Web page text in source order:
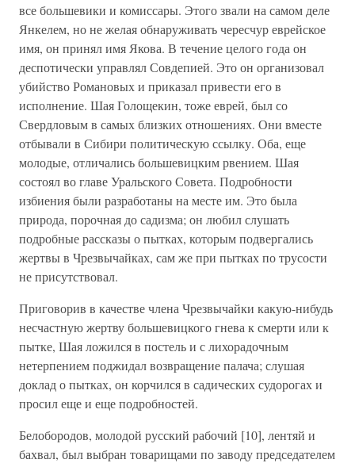
все большевики и комиссары. Этого звали на самом деле
Янкелем, но не желая обнаруживать чересчур еврейское
имя, он принял имя Якова. В течение целого года он
деспотически управлял Совдепией. Это он организовал
убийство Романовых и приказал привести его в
исполнение. Шая Голощекин, тоже еврей, был со
Свердловым в самых близких отношениях. Они вместе
отбывали в Сибири политическую ссылку. Оба, еще
молодые, отличались большевицким рвением. Шая
состоял во главе Уральского Совета. Подробности
избиения были разработаны на месте им. Это была
природа, порочная до садизма; он любил слушать
подробные рассказы о пытках, которым подвергались
жертвы в Чрезвычайках, сам же при пытках по трусости
не присутствовал.
Приговорив в качестве члена Чрезвычайки какую-нибудь
несчастную жертву большевицкого гнева к смерти или к
пытке, Шая ложился в постель и с лихорадочным
нетерпением поджидал возвращение палача; слушая
доклад о пытках, он корчился в садических судорогах и
просил еще и еще подробностей.
Белобородов, молодой русский рабочий [10], лентяй и
бахвал, был выбран товарищами по заводу председателем